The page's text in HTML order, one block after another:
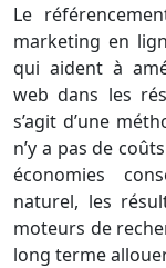
Le
marketing en
qui aident à
web dans les
s’agit d’une
n’y a pas de
économies
naturel, les
moteurs de
long terme